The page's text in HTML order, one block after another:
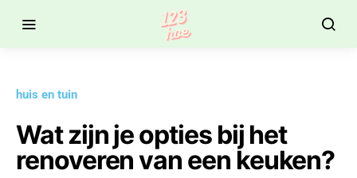
huis en tuin
Wat zijn je opties bij het
renoveren van een keuken?